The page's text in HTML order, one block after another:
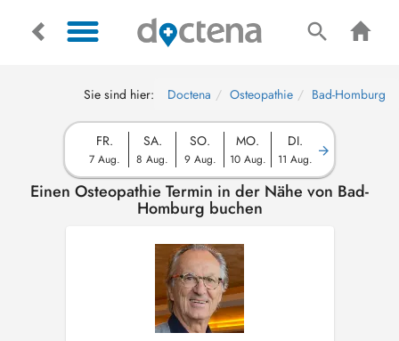
Sie sind hier: Doctena Osteopathie Bad-Homburg
FR.
7 Aug.
SA.
8 Aug.
SO.
9 Aug.
MO.
10 Aug.
DI.
11 Aug.
Einen Osteopathie Termin in der Nähe von Bad-
Homburg buchen